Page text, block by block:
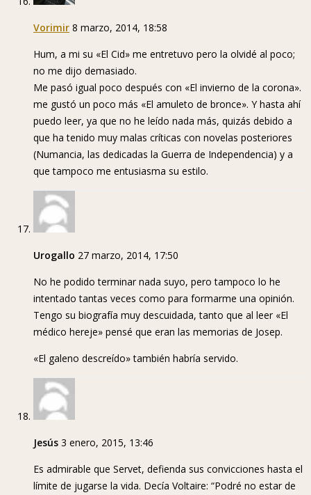
Vorimir 8 marzo, 2014, 18:58
Hum, a mi su «El Cid» me entretuvo pero la olvidé al poco;
no me dijo demasiado.
Me pasó igual poco después con «El invierno de la corona».
me gustó un poco más «El amuleto de bronce». Y hasta ahí
puedo leer, ya que no he leído nada más, quizás debido a
que ha tenido muy malas críticas con novelas posteriores
(Numancia, las dedicadas la Guerra de Independencia) y a
que tampoco me entusiasma su estilo.
Urogallo 27 marzo, 2014, 17:50
No he podido terminar nada suyo, pero tampoco lo he
intentado tantas veces como para formarme una opinión.
Tengo su biografía muy descuidada, tanto que al leer «El
médico hereje» pensé que eran las memorias de Josep.
«El galeno descreído» también habría servido.
Jesús 3 enero, 2015, 13:46
Es admirable que Servet, defienda sus convicciones hasta el
límite de jugarse la vida. Decía Voltaire: “Podré no estar de